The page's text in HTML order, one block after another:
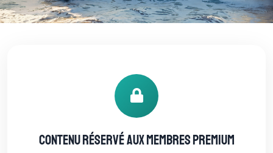
Contenu réservé aux membres Premium